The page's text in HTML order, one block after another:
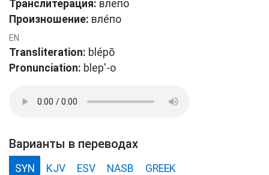
Транслитерация: влепо
Произношение: вле́по
EN
Transliteration: blépō
Pronunciation: blep'-o
Варианты в переводах
SYN KJV ESV NASB GREEK